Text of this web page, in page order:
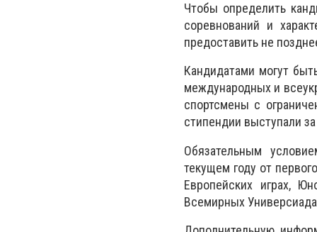
Чтобы определить
соревнований и
предоставить не
Кандидатами могут
международных и
спортсмены с
стипендии выступали
Обязательным
текущем году от
Европейских играх,
Всемирных